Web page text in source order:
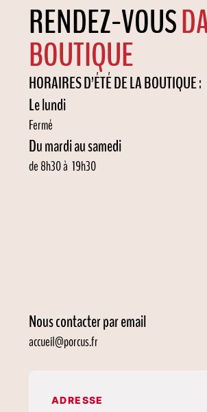
RENDEZ-VOUS
BOUTIQUE
HORAIRES D’ÉTÉ DE LA BOUTIQUE :
Le lundi
Fermé
Du mardi au samedi
de 8h30 à 19h30
Nous contacter par email
accueil@porcus.fr
ADRESSE